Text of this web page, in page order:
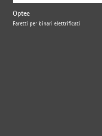
Optec
Faretti per binari elettrificati